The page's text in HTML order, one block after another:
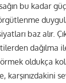
bu kadar
baz alır.
dağılma
oldukça